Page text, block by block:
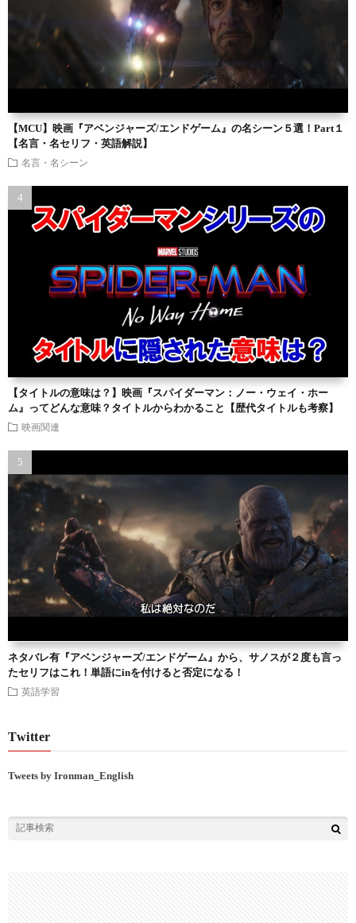
【MCU】映画『アベンジャーズ/エンドゲーム』の名シーン５選！Part１
【名言・名セリフ・英語解説】
名言・名シーン
【タイトルの意味は？】映画『スパイダーマン：ノー・ウェイ・ホー
ム』ってどんな意味？タイトルからわかること【歴代タイトルも考察】
映画関連
ネタバレ有『アベンジャーズ/エンドゲーム』から、サノスが２度も言っ
たセリフはこれ！単語にinを付けると否定になる！
英語学習
Twitter
Tweets by Ironman_English